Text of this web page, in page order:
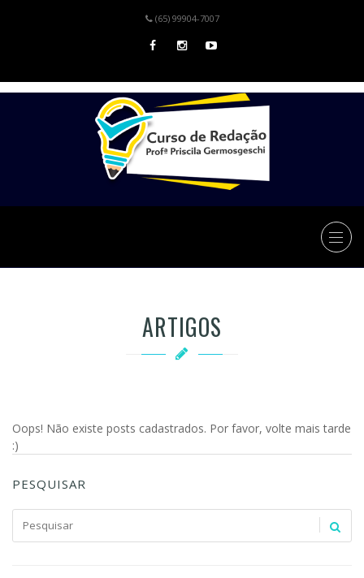
(65) 99904-7007
ARTIGOS
Oops! Não existe posts cadastrados. Por favor, volte mais tarde
:)
PESQUISAR